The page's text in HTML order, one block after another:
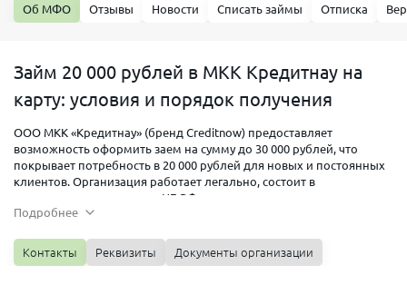
Об МФО Отзывы Новости Списать займы Отписка
Займ 20 000 рублей в МКК Кредитнау на
карту: условия и порядок получения
ООО МКК «Кредитнау» (бренд Creditnow) предоставляет
возможность оформить заем на сумму до 30 000 рублей, что
покрывает потребность в 20 000 рублей для новых и постоянных
клиентов. Организация работает легально, состоит в
государственном реестре ЦБ РФ и специализируется на выдаче
краткосрочных займов на банковские карты. Материал будет
организаций и ищет надежного кредитора для решения срочных
финансовых вопросов.
Подробнее
Контакты Реквизиты Документы организации